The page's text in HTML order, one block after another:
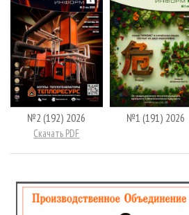
№2 (192) 2026
Скачать PDF
№1 (191) 2026